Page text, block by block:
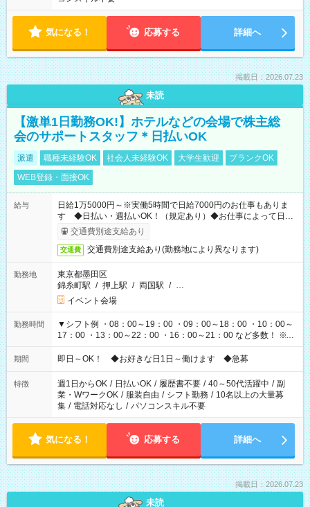
気になる！ 応募する 詳細へ
掲載日：2026.07.23
未読
【激単1日勤務OK!】ホテルなどの会場で株主総
会のサポートスタッフ＊日払いOK
派遣 職種未経験OK 社会人未経験OK 大学生歓迎
ブランクOK
WEB登録・面接OK
給与
日給1万5000円～※実働5時間で日給7000円のお仕事もありま
す ◆日払い・週払いOK！（規定あり）◆お仕事によって日給
も異なります
交通費別途支給あり
交通費 交通費別途支給あり(勤務地により異なります)
勤務地
東京都墨田区
錦糸町駅 / 押上駅 / 両国駅 / …
イベント会場
勤務時間
▼シフト例 ・08：00～19：00 ・09：00～18：00 ・10：00～
17：00 ・13：00～22：00 ・16：00～21：00 など多数！ ※お
仕事により勤務時間が異なります
期間 即日～OK！ ◆お好きな日1日～働けます ◆急募
特徴 週1日からOK / 日払いOK / 履歴書不要 / 40～50代活躍中 / 副
業・WワークOK / 服装自由 / シフト勤務 / 10名以上の大量募
集 / 電話対応なし / パソコンスキル不要
気になる！ 応募する 詳細へ
掲載日：2026.07.23
未読